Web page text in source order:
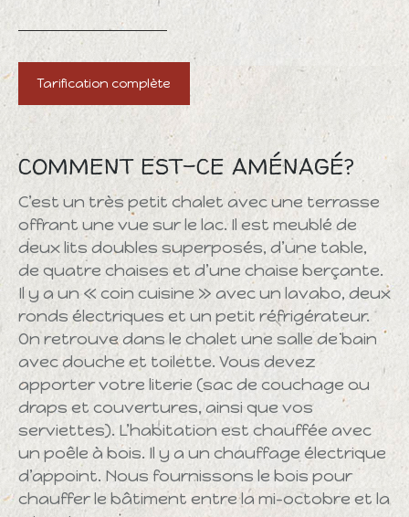
Tarification complète
COMMENT EST-CE AMÉNAGÉ?
C’est un très petit chalet avec une terrasse
offrant une vue sur le lac. Il est meublé de
deux lits doubles superposés, d’une table,
de quatre chaises et d’une chaise berçante.
Il y a un « coin cuisine » avec un lavabo, deux
ronds électriques et un petit réfrigérateur.
On retrouve dans le chalet une salle de bain
avec douche et toilette. Vous devez
apporter votre literie (sac de couchage ou
draps et couvertures, ainsi que vos
serviettes). L’habitation est chauffée avec
un poêle à bois. Il y a un chauffage électrique
d’appoint. Nous fournissons le bois pour
chauffer le bâtiment entre la mi-octobre et la